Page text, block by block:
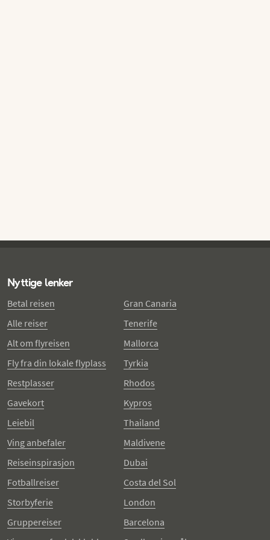
Nyttige lenker
Betal reisen
Alle reiser
Alt om flyreisen
Fly fra din lokale flyplass
Restplasser
Gavekort
Leiebil
Ving anbefaler
Reiseinspirasjon
Fotballreiser
Storbyferie
Gruppereiser
Gran Canaria
Tenerife
Mallorca
Tyrkia
Rhodos
Kypros
Thailand
Maldivene
Dubai
Costa del Sol
London
Barcelona